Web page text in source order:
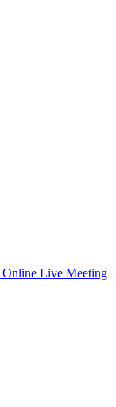
Online Live Meeting